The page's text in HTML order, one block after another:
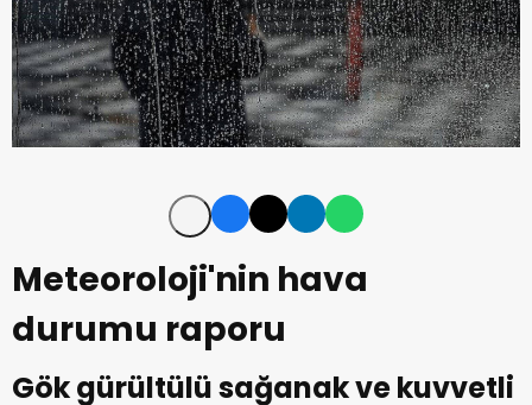
Meteoroloji'nin hava
durumu raporu
Gök gürültülü sağanak ve kuvvetli